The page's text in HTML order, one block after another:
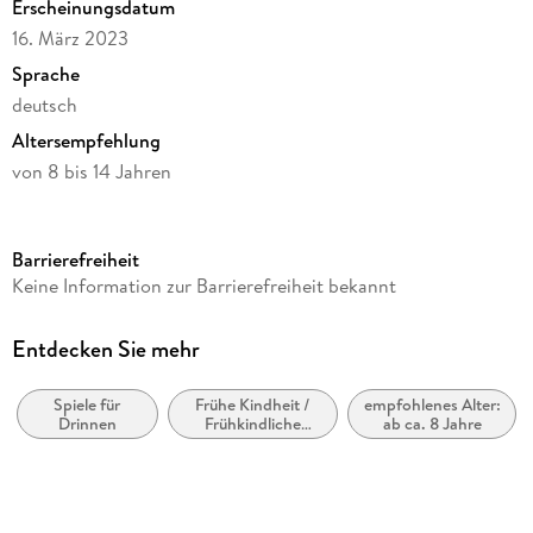
- Die perfekte Erweiterung für Gecko Run von KOSMOS, für
noch rasantere Bahnen mit Sprungkraft. Hinweis: nur mit
Erscheinungsdatum
16. März 2023
Sprache
deutsch
Altersempfehlung
von 8 bis 14 Jahren
Auszeichnung
Verlag/Hersteller
Produktart
Spiel
Barrierefreiheit
Keine Information zur Barrierefreiheit bekannt
Entdecken Sie mehr
Spiele für
Drinnen
Frühe Kindheit /
Frühkindliche
Bildung
empfohlenes Alter:
ab ca. 8 Jahre